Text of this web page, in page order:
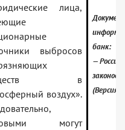
лица,
выбросов
в
воздух».
могут
банк:
—
(Версия